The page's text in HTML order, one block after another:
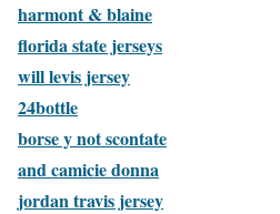
harmont & blaine
florida state jerseys
will levis jersey
24bottle
borse y not scontate
and camicie donna
jordan travis jersey